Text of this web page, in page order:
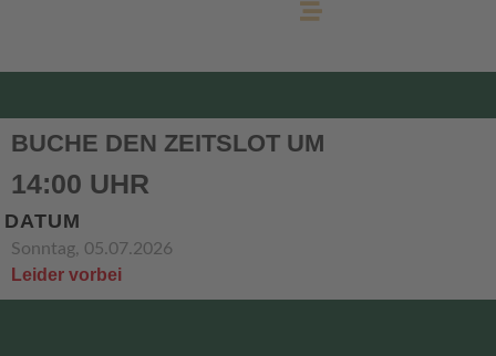
BUCHE DEN ZEITSLOT UM
14:00 UHR
DATUM
Sonntag, 05.07.2026
Leider vorbei